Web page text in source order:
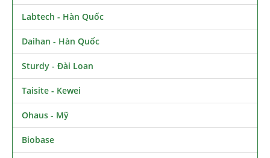
Labtech - Hàn Quốc
Daihan - Hàn Quốc
Sturdy - Đài Loan
Taisite - Kewei
Ohaus - Mỹ
Biobase